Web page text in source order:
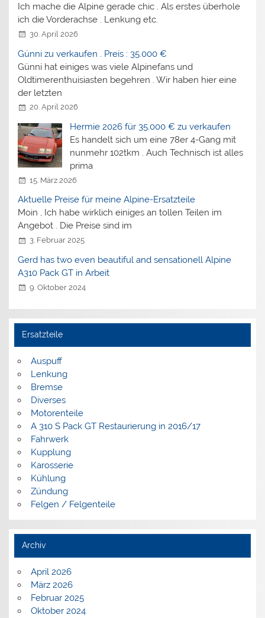
Ich mache die Alpine gerade chic . Als erstes überhole
ich die Vorderachse . Lenkung etc.
30. April 2026
Günni zu verkaufen . Preis : 35.000 €
Günni hat einiges was viele Alpinefans und
Oldtimerenthuisiasten begehren . Wir haben hier eine
der letzten
20. April 2026
Hermie 2026 für 35.000 € zu verkaufen
Es handelt sich um eine 78er 4-Gang mit
nunmehr 102tkm . Auch Technisch ist alles
prima
15. März 2026
Aktuelle Preise für meine Alpine-Ersatzteile
Moin , Ich habe wirklich einiges an tollen Teilen im
Angebot . Die Preise sind im
3. Februar 2025
Gerd has two even beautiful and sensationell Alpine
A310 Pack GT in Arbeit
9. Oktober 2024
Ersatzteile
Auspuff
Lenkung
Bremse
Diverses
Motorenteile
A 310 S Pack GT Restaurierung in 2016/17
Fahrwerk
Kupplung
Karosserie
Kühlung
Zündung
Felgen / Felgenteile
Archiv
April 2026
März 2026
Februar 2025
Oktober 2024